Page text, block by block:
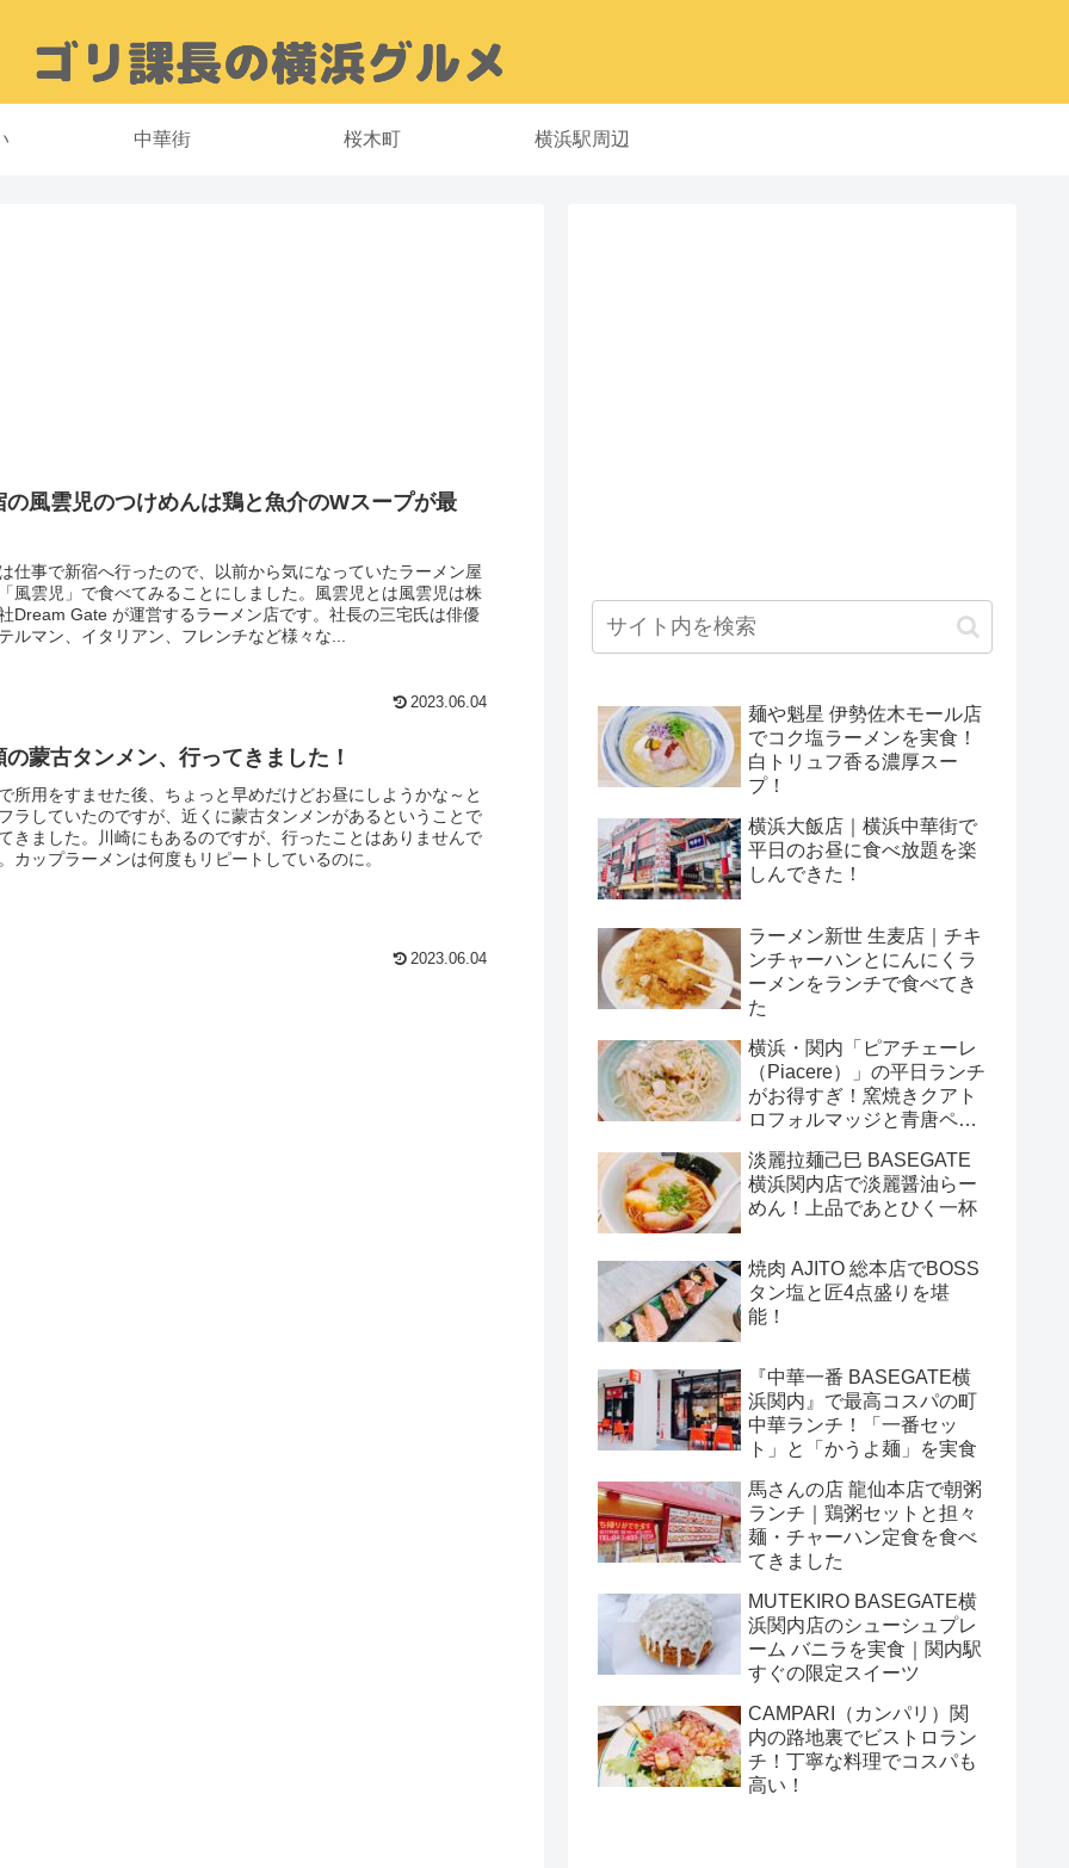
中華街 桜木町 横浜駅周辺
の風雲児のつけめんは鶏と魚介のWスープが最
仕事で新宿へ行ったので、以前から気になっていたラーメン屋
風雲児」で食べてみることにしました。風雲児とは風雲児は株
Dream Gate が運営するラーメン店です。社長の三宅氏は俳優
ルマン、イタリアン、フレンチなど様々な...
2023.06.04
の蒙古タンメン、行ってきました！
所用をすませた後、ちょっと早めだけどお昼にしようかな～と
ラしていたのですが、近くに蒙古タンメンがあるということで
きました。川崎にもあるのですが、行ったことはありませんで
カップラーメンは何度もリピートしているのに。
2023.06.04
麺や魁星 伊勢佐木モール店
でコク塩ラーメンを実食！
白トリュフ香る濃厚スー
プ！
横浜大飯店｜横浜中華街で
平日のお昼に食べ放題を楽
しんできた！
ラーメン新世 生麦店｜チキ
ンチャーハンとにんにくラ
ーメンをランチで食べてき
た
横浜・関内「ピアチェーレ
（Piacere）」の平日ランチ
がお得すぎ！窯焼きクアト
ロフォルマッジと青唐ペペ
淡麗拉麺己巳 BASEGATE
横浜関内店で淡麗醤油らー
めん！上品であとひく一杯
焼肉 AJITO 総本店でBOSS
タン塩と匠4点盛りを堪
能！
『中華一番 BASEGATE横
浜関内』で最高コスパの町
中華ランチ！「一番セッ
ト」と「かうよ麺」を実食
馬さんの店 龍仙本店で朝粥
ランチ｜鶏粥セットと担々
麺・チャーハン定食を食べ
てきました
MUTEKIRO BASEGATE横
浜関内店のシューシュプレ
ーム バニラを実食｜関内駅
すぐの限定スイーツ
CAMPARI（カンパリ）関
内の路地裏でビストロラン
チ！丁寧な料理でコスパも
高い！